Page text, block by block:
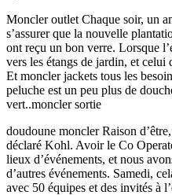
Moncler outlet Chaque soir, un
s’assurer que la nouvelle
ont reçu un bon verre. Lorsque
vers les étangs de jardin, et celui
Et moncler jackets tous les
peluche est un peu plus de
vert..moncler sortie
doudoune moncler Raison
déclaré Kohl. Avoir le Co
lieux d’événements, et nous
d’autres événements. Samedi,
avec 50 équipes et des invités à